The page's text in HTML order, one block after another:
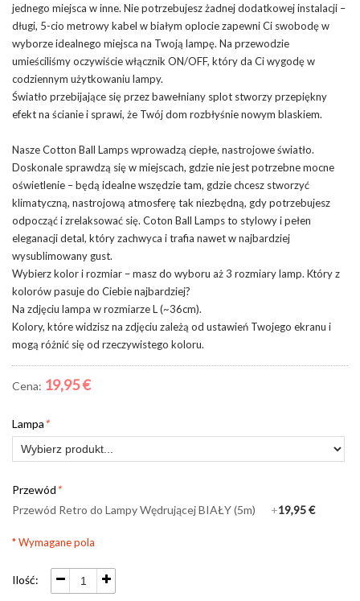
jednego miejsca w inne. Nie potrzebujesz żadnej dodatkowej instalacji –
długi, 5-cio metrowy kabel w białym oplocie zapewni Ci swobodę w
wyborze idealnego miejsca na Twoją lampę. Na przewodzie
umieściliśmy oczywiście włącznik ON/OFF, który da Ci wygodę w
codziennym użytkowaniu lampy.
Światło przebijające się przez bawełniany splot stworzy przepiękny
efekt na ścianie i sprawi, że Twój dom rozbłyśnie nowym blaskiem.
Nasze Cotton Ball Lamps wprowadzą ciepłe, nastrojowe światło.
Doskonale sprawdzą się w miejscach, gdzie nie jest potrzebne mocne
oświetlenie – będą idealne wszędzie tam, gdzie chcesz stworzyć
klimatyczną, nastrojową atmosferę tak niezbędną, gdy potrzebujesz
odpocząć i zrelaksować się. Coton Ball Lamps to stylowy i pełen
eleganacji detal, który zachwyca i trafia nawet w najbardziej
wysublimowany gust.
Wybierz kolor i rozmiar – masz do wyboru aż 3 rozmiary lamp. Który z
kolorów pasuje do Ciebie najbardziej?
Na zdjęciu lampa w rozmiarze L (~36cm).
Kolory, które widzisz na zdjęciu zależą od ustawień Twojego ekranu i
mogą różnić się od rzeczywistego koloru.
Cena: 19,95 €
Lampa*
Przewód*
Przewód Retro do Lampy Wędrującej BIAŁY (5m)
+19,95 €
* Wymagane pola
Ilość: